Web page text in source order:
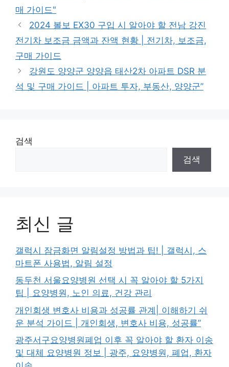
매 가이드"
2024 볼보 EX30 구입 시 알아야 할 전남 강진
전기차 보조금 금액과 잔액 현황 | 전기차, 보조금,
구매 가이드
강원도 양양군 양양읍 태산2차 아파트 DSR 분
석 및 구매 가이드 | 아파트 투자, 부동산, 양양군”
검색
검색
최신 글
갤럭시 잠금화면 알림설정 방법과 팁! | 갤럭시, 스
마트폰 사용법, 알림 설정
동두천 서울요양병원 선택 시 꼭 알아야 할 5가지
팁 | 요양병원, 노인 의료, 건강 관리
개인회생 변호사 비용과 성공률 관계| 이해하기 쉬
운 분석 가이드 | 개인회생, 변호사 비용, 성공률”
광주서구요양병원폐업 이후 꼭 알아야 할 환자 이송
및 대체 요양병원 정보 | 광주, 요양병원, 폐업, 환자